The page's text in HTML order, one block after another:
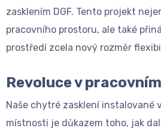
zasklením DGF. Tento projekt
pracovního prostoru, ale také
prostředí zcela nový rozměr
Revoluce v
Naše chytré zasklení instalované
místnosti je důkazem toho, jak